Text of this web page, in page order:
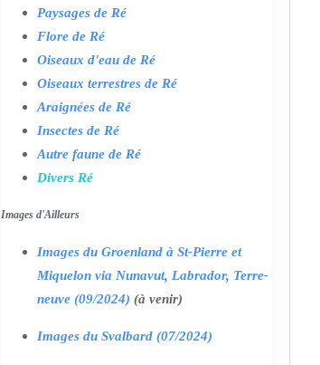
Paysages de Ré
Flore de Ré
Oiseaux d'eau de Ré
Oiseaux terrestres de Ré
Araignées de Ré
Insectes de Ré
Autre faune de Ré
Divers Ré
Images d'Ailleurs
Images du Groenland à St-Pierre et
Miquelon via Nunavut, Labrador, Terre-
neuve (09/2024) (à venir)
Images du Svalbard (07/2024)